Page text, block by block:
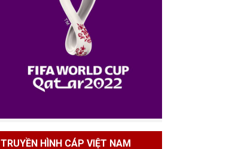
TRUYỀN HÌNH CÁP VIỆT NAM